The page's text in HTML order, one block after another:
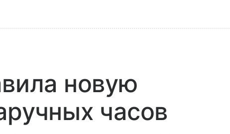
новую
часов